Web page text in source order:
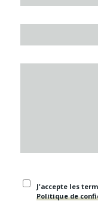
J'accepte les
Politique de